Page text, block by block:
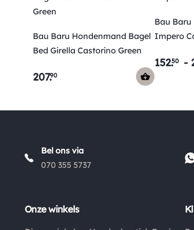
Bau Baru Hondenmand Bagel
Bed Girella Castorino Green
207.90
Bau
Impero
152.50 -
Bel ons via
070 355 5737
Onze winkels